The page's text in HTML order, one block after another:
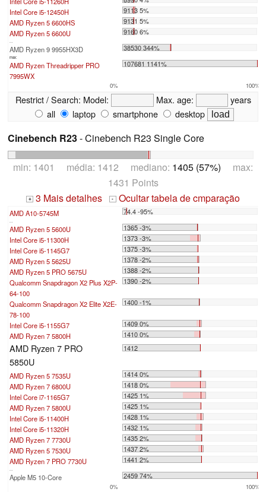
Intel Core i5-12450H
9113 5%
AMD Ryzen 5 6600HS
9131 5%
AMD Ryzen 5 6600U
9160 6%
...
AMD Ryzen 9 9955HX3D 38530 344%
max:
AMD Ryzen Threadripper PRO
7995WX
107681 1141%
0% 100%
Restrict / Search: Model: Max. age:
years
all
laptop smartphone desktop
Cinebench R23- Cinebench R23 Single Core
min: 1401 média: 1412 mediano: 1405 (57%) max:
1431 Points
+ 3 Mais detalhes - Ocultar tabela de cmparação
AMD A10-5745M 74.4 -95%
...
AMD Ryzen 5 5600U
1365 -3%
Intel Core i5-11300H
1373 -3%
Intel Core i5-1145G7
1375 -3%
AMD Ryzen 5 5625U
1378 -2%
AMD Ryzen 5 PRO 5675U
1388 -2%
Qualcomm Snapdragon X2 Plus X2P-
64-100
1390 -2%
Qualcomm Snapdragon X2 Elite X2E-
78-100
1400 -1%
Intel Core i5-1155G7
1409 0%
AMD Ryzen 7 5800H
1410 0%
AMD Ryzen 7 PRO
5850U
1412
AMD Ryzen 5 7535U
1414 0%
AMD Ryzen 7 6800U
1418 0%
Intel Core i7-1165G7
1425 1%
AMD Ryzen 7 5800U
1425 1%
Intel Core i5-11400H
1428 1%
Intel Core i5-11320H
1432 1%
AMD Ryzen 7 7730U
1435 2%
AMD Ryzen 5 7530U
1437 2%
AMD Ryzen 7 PRO 7730U
1441 2%
...
Apple M5 10-Core 2459 74%
0% 100%